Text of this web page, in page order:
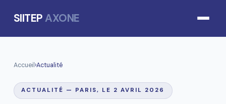
SIITEPAXONE
Accueil ›Actualité
ACTUALITÉ — PARIS, LE 2 AVRIL 2026